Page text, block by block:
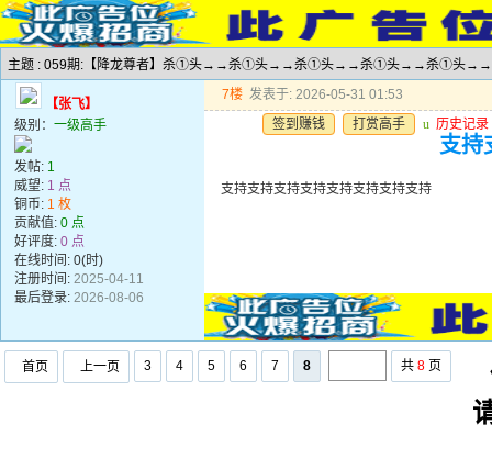
主题 : 059期:【降龙尊者】杀①头→→杀①头→→杀①头→→杀①头→→杀①头→→
【张飞】
级别： 一级高手
发帖: 1
威望: 1 点
铜币: 1 枚
贡献值: 0 点
好评度: 0 点
在线时间: 0(时)
注册时间: 2025-04-11
最后登录: 2026-08-06
7楼 发表于: 2026-05-31 01:53
签到赚钱
打赏高手 u 历史记录
支持
支持支持支持支持支持支持支持支持
首页 上一页 3 4 5 6 7 8 共 8 页